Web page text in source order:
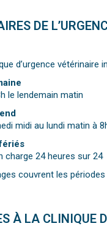
DE
d’urgence
le lendemain matin
midi au lundi matin à
charge 24 heures sur 24
couvrent les
À LA CLINIQUE